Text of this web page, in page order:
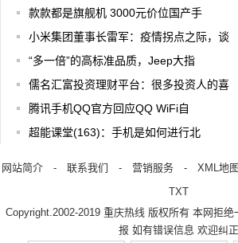
款款都是旗舰机 3000元价位国产手
小米集团董事长雷军：疫情拐点之际，谈
“多一倍”的高标准品质，Jeep大指
儒名汇富投资理财平台：很多投资人的喜
腾讯手机QQ官方回应QQ WiFi自
超能课堂(163)：手机是如何进行北
网站简介- 联系我们 - 营销服务- XML地图
TXT
Copyright.2002-2019 重庆热线 版权所有 本网拒绝
报 如有错误信息 欢迎纠正